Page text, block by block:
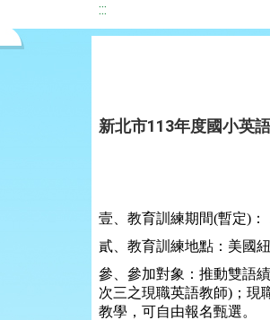
:::
新北市113年度國小英
壹、教育訓練期間(暫定) ：
貳、教育訓練地點：美國
參、參加對象：推動雙語
次三之現職英語教師) ；現
教學，可自由報名甄選。